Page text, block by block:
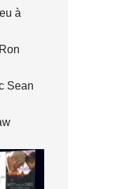
à
Sean